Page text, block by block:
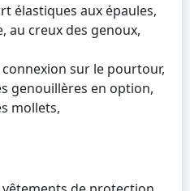
élastiques aux épaules,
au creux des genoux,
sur le pourtour,
genouillères en option,
mollets,